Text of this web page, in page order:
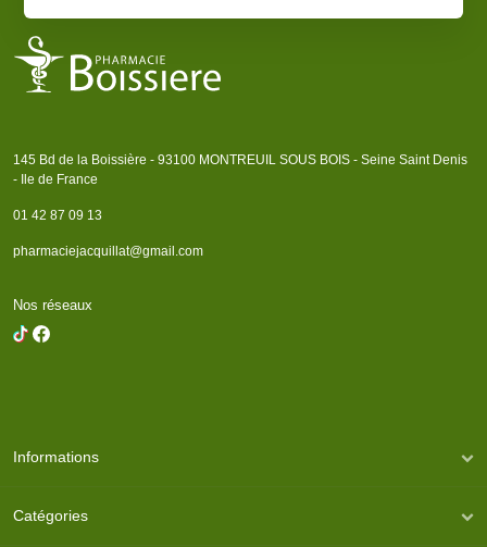
145 Bd de la Boissière - 93100 MONTREUIL SOUS BOIS - Seine Saint Denis
- Ile de France
01 42 87 09 13
pharmaciejacquillat@gmail.com
Nos réseaux
Informations
Catégories